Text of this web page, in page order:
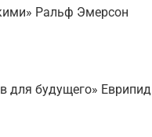
Ральф Эмерсон
для будущего» Еврипид